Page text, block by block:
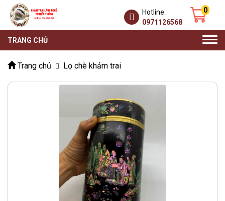
0
Hotline:
0971126568
TRANG CHỦ
Trang chủ Lọ chè khảm trai